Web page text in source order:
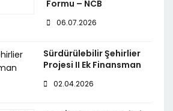
Formu – NCB
06.07.2026
Sürdürülebilir Şehirlier
Projesi II Ek Finansman
02.04.2026